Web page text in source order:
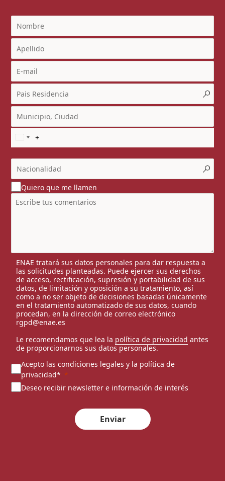
Quiero que me llamen
ENAE tratará sus datos personales para dar respuesta a
las solicitudes planteadas. Puede ejercer sus derechos
de acceso, rectificación, supresión y portabilidad de sus
datos, de limitación y oposición a su tratamiento, así
como a no ser objeto de decisiones basadas únicamente
en el tratamiento automatizado de sus datos, cuando
procedan, en la dirección de correo electrónico
rgpd@enae.es
Le recomendamos que lea la política de privacidad antes
de proporcionarnos sus datos personales.
Acepto las condiciones legales y la política de
privacidad*
Deseo recibir newsletter e información de interés
Enviar